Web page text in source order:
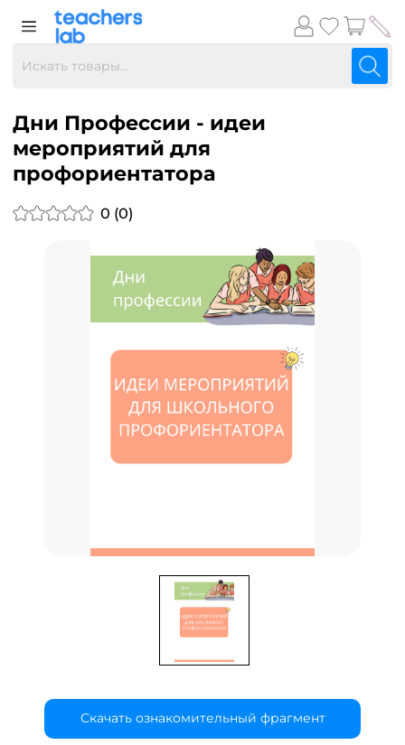
Дни Профессии - идеи
мероприятий для
профориентатора
0 (0)
Скачать ознакомительный фрагмент